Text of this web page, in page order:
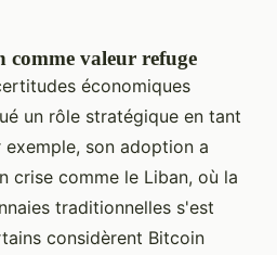
comme valeur refuge
économiques
un rôle stratégique en tant
exemple, son adoption a
crise comme le Liban, où la
traditionnelles s'est
considèrent Bitcoin